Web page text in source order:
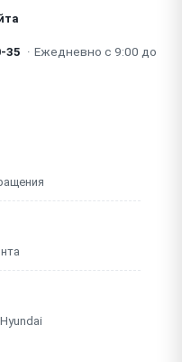
35 · Ежедневно с 9:00 до